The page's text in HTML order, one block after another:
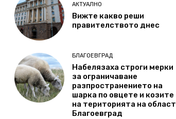
АКТУАЛНО
Вижте какво реши
правителството днес
БЛАГОЕВГРАД
Набелязаха строги мерки
за ограничаване
разпространението на
шарка по овцете и козите
на територията на област
Благоевград